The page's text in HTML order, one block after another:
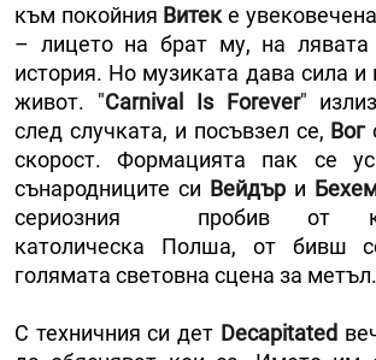
към покойния Витек е
– лицето на брат му, на
история. Но музиката дава сила и
живот. "Carnival Is Forever"
след случката, и посъвзел се, Вог
скорост. Формацията пак се
сънародниците си Вейдър и
сериозния пробив от
католическа Полша, от бивш
голямата световна сцена за метъл.
С техничния си дет Decapitated